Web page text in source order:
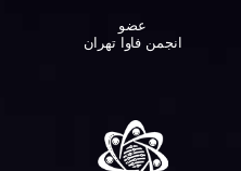
عضو
انجمن فاوا تهران